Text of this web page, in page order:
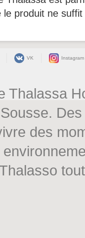
produit ne
VK Instagram
Thalassa
des